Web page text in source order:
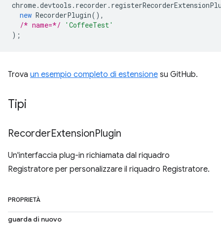
chrome.devtools . recorder .
new RecorderPlugin(),
/* name=*/
'CoffeeTest'
);
Trova un esempio completo di estensione su GitHub.
Tipi
RecorderExtensionPlugin
Un'interfaccia plug-in richiamata dal riquadro
Registratore per personalizzare il riquadro Registratore.
PROPRIETÀ
guarda di nuovo